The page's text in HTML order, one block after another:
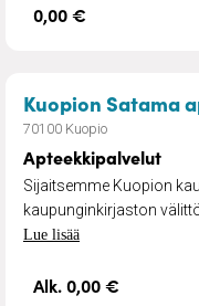
0,00 €
Kuopion Satama
70100 Kuopio
Apteekkipalvelut
Sijaitsemme Kuopion
kaupunginkirjaston
Lue lisää
Alk. 0,00 €